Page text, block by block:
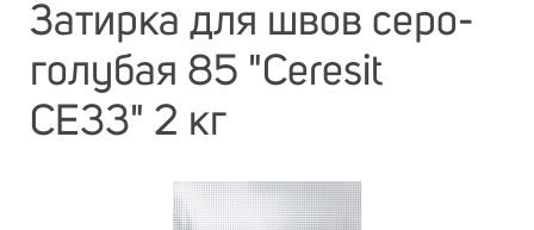
Затирка для швов серо-
голубая 85 "Ceresit
СЕ33" 2 кг